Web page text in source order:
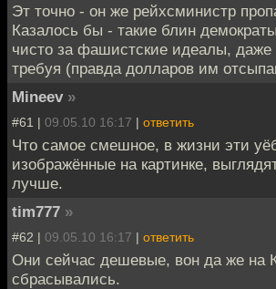
Эт точно - он же рейхсминистр
Казалось бы - такие блин
чисто за фашистские идеалы, даже
требуя (правда долларов им
Mineev »
#61 | 09.05.10 16:17 | ответить
Что самое смешное, в жизни эти
изображённые на картинке,
лучше.
tim777 »
#62 | 09.05.10 16:17 | ответить
Они сейчас дешевые, вон да же на
сбрасывались.